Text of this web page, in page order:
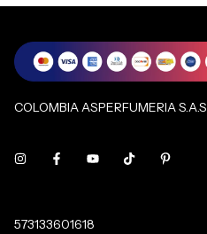
COLOMBIA ASPERFUMERIA S.A.S
573133601618